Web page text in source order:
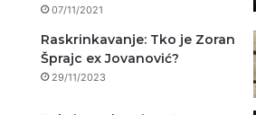
07/11/2021
Raskrinkavanje: Tko je Zoran
Šprajc ex Jovanović?
29/11/2023